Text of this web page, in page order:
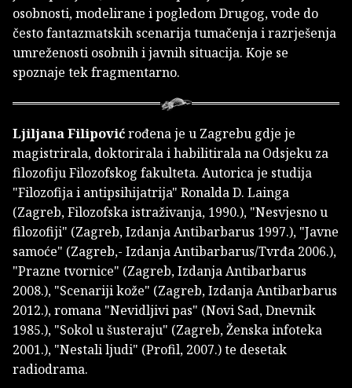
osobnosti, modelirane i pogledom Drugog, vode do
često fantazmatskih scenarija tumačenja i razrješenja
umreženosti osobnih i javnih situacija. Koje se
spoznaje tek fragmentarno.
Ljiljana Filipovićrođena je u Zagrebu gdje je
magistrirala, doktorirala i habilitirala na Odsjeku za
filozofiju Filozofskog fakulteta. Autorica je studija
"Filozofija i antipsihijatrija" Ronalda D. Lainga
(Zagreb, Filozofska istraživanja, 1990.), "Nesvjesno u
filozofiji" (Zagreb, Izdanja Antibarbarus 1997.), "Javne
samoće" (Zagreb,- Izdanja Antibarbarus/Tvrđa 2006.),
"Prazne tvornice" (Zagreb, Izdanja Antibarbarus
2008.), "Scenariji kože" (Zagreb, Izdanja Antibarbarus
2012.), romana "Nevidljivi pas" (Novi Sad, Dnevnik
1985.), "Sokol u šusteraju" (Zagreb, Ženska infoteka
2001.), "Nestali ljudi" (Profil, 2007.) te desetak
radiodrama.